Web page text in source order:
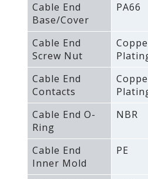
Cable End
Base/Cover
PA66
Cable End
Screw Nut
Cable End
Contacts
Cable End O-
Ring
NBR
Cable End
Inner Mold
PE